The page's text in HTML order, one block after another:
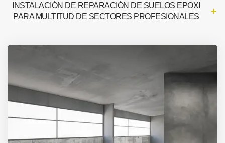
INSTALACIÓN DE REPARACIÓN DE SUELOS EPOXI
PARA MULTITUD DE SECTORES PROFESIONALES